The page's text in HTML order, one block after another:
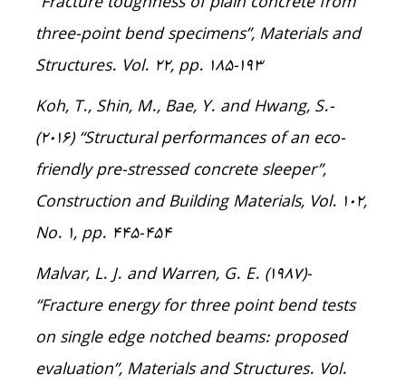
three-point bend specimens”, Materials and
Structures. Vol. 22, pp. 185-193
-Koh, T., Shin, M., Bae, Y. and Hwang, S.
(2016) “Structural performances of an eco-
friendly pre-stressed concrete sleeper”,
Construction and Building Materials, Vol. 102,
No. 1, pp. 445-454
-Malvar, L. J. and Warren, G. E. (1987)
“Fracture energy for three point bend tests
on single edge notched beams: proposed
evaluation”, Materials and Structures. Vol.